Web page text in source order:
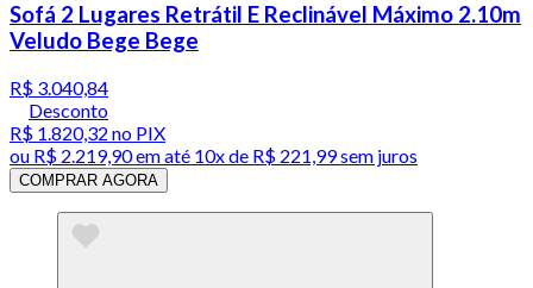
Sofá 2 Lugares Retrátil E Reclinável Máximo 2.10m
Veludo Bege Bege
R$ 3.040,84
Desconto
R$ 1.820,32 no PIX
ou R$ 2.219,90em até 10x de R$ 221,99 sem juros
COMPRAR AGORA